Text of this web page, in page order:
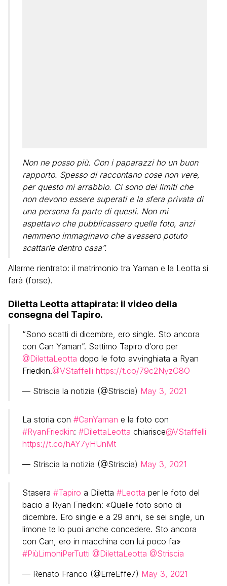
Non ne posso più. Con i paparazzi ho un buon
rapporto. Spesso di raccontano cose non vere,
per questo mi arrabbio. Ci sono dei limiti che
non devono essere superati e la sfera privata di
una persona fa parte di questi. Non mi
aspettavo che pubblicassero quelle foto, anzi
nemmeno immaginavo che avessero potuto
scattarle dentro casa”.
Allarme rientrato: il matrimonio tra Yaman e la Leotta si
farà (forse).
Diletta Leotta attapirata: il video della
consegna del Tapiro.
“Sono scatti di dicembre, ero single. Sto ancora
con Can Yaman”. Settimo Tapiro d’oro per
@DilettaLeotta dopo le foto avvinghiata a Ryan
Friedkin.@VStaffelli https://t.co/79c2NyzG8O
— Striscia la notizia (@Striscia) May 3, 2021
La storia con #CanYaman e le foto con
#RyanFriedkin: #DilettaLeotta chiarisce@VStaffelli
https://t.co/hAY7yHUnMt
— Striscia la notizia (@Striscia) May 3, 2021
Stasera #Tapiro a Diletta #Leotta per le foto del
bacio a Ryan Friedkin: «Quelle foto sono di
dicembre. Ero single e a 29 anni, se sei single, un
limone te lo puoi anche concedere. Sto ancora
con Can, ero in macchina con lui poco fa»
#PiùLimoniPerTutti @DilettaLeotta @Striscia
— Renato Franco (@ErreEffe7) May 3, 2021